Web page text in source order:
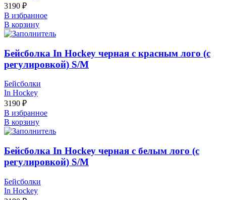
3190 ₽
В избранное
В корзину
Бейсболка In Hockey черная с красным лого (с
регулировкой) S/М
Бейсболки
In Hockey
3190 ₽
В избранное
В корзину
Бейсболка In Hockey черная с белым лого (с
регулировкой) S/М
Бейсболки
In Hockey